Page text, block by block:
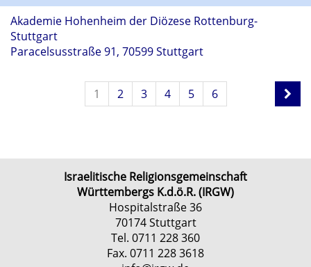
Akademie Hohenheim der Diözese Rottenburg-
Stuttgart
Paracelsusstraße 91, 70599 Stuttgart
1 2 3 4 5 6
Israelitische Religionsgemeinschaft
Württembergs K.d.ö.R. (IRGW)
Hospitalstraße 36
70174 Stuttgart
Tel. 0711 228 360
Fax. 0711 228 3618